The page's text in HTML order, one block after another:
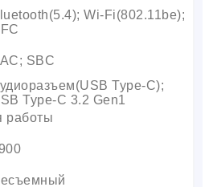
Wi-Fi(802.11be);
SBC
Type-C);
Type-C 3.2 Gen1
работы